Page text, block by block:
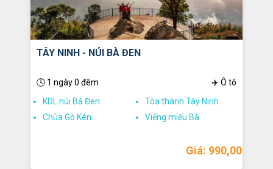
TÂY NINH - NÚI BÀ ĐEN
🕓 1 ngày 0 đêm
✈️ Ô tô
KDL núi Bà Đen
Tòa thánh Tây Ninh
Chùa Gò Kén
Viếng miếu Bà
Giá: 990,000